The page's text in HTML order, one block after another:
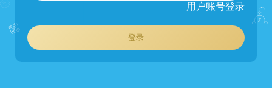
用户账号登录
登录